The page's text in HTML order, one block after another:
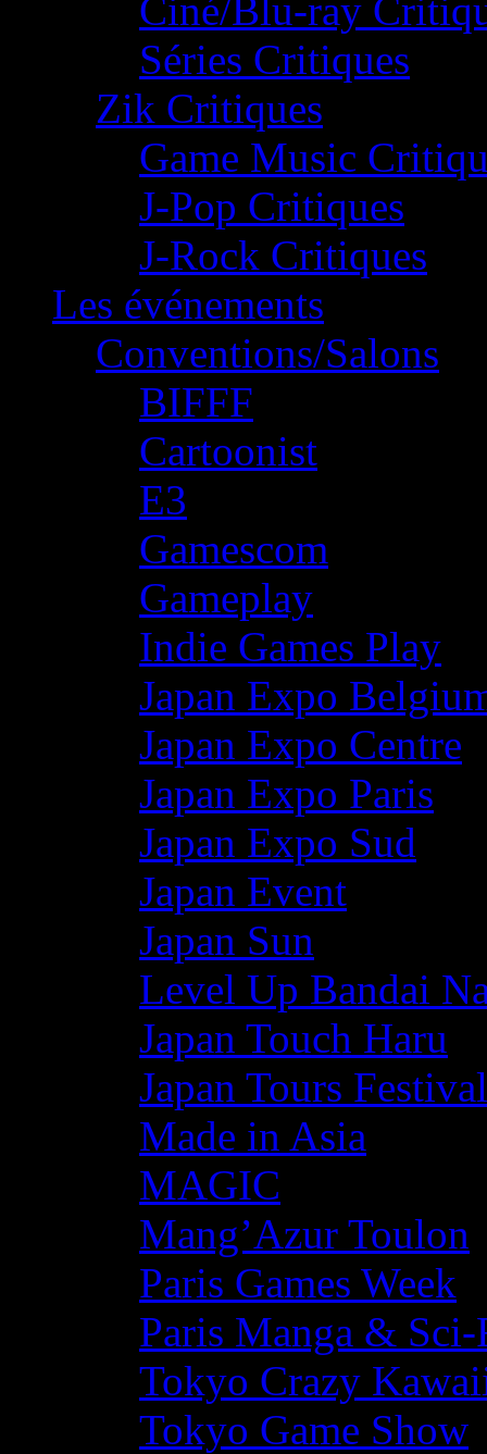
Ciné/Blu-ray
Séries Critiques
Zik Critiques
Game Music
J-Pop Critiques
J-Rock Critiques
Les événements
Conventions/Salons
BIFFF
Cartoonist
E3
Gamescom
Gameplay
Indie Games Play
Japan Expo
Japan Expo Centre
Japan Expo Paris
Japan Expo Sud
Japan Event
Japan Sun
Level Up Bandai
Japan Touch Haru
Japan Tours Festival
Made in Asia
MAGIC
Mang’Azur Toulon
Paris Games Week
Paris Manga &
Tokyo Crazy
Tokyo Game Show